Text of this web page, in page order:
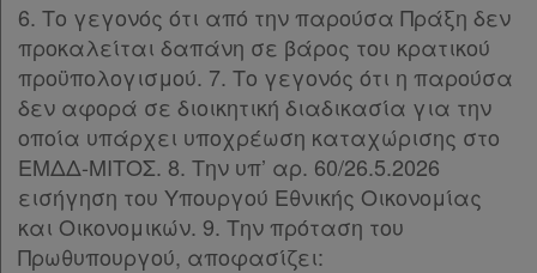
6. Το γεγονός ότι από την παρούσα Πράξη δεν
προκαλείται δαπάνη σε βάρος του κρατικού
προϋπολογισμού. 7. Το γεγονός ότι η παρούσα
δεν αφορά σε διοικητική διαδικασία για την
οποία υπάρχει υποχρέωση καταχώρισης στο
ΕΜΔΔ-ΜΙΤΟΣ. 8. Την υπ’ αρ. 60/26.5.2026
εισήγηση του Υπουργού Εθνικής Οικονομίας
και Οικονομικών. 9. Την πρόταση του
Πρωθυπουργού, αποφασίζει: